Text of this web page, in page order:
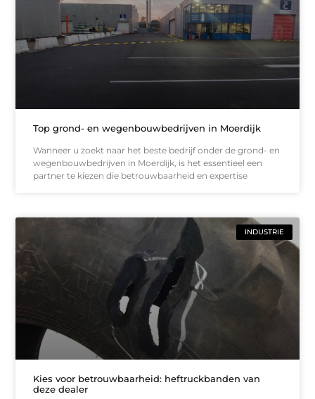
Top grond- en wegenbouwbedrijven in Moerdijk
Wanneer u zoekt naar het beste bedrijf onder de grond- en
wegenbouwbedrijven in Moerdijk, is het essentieel een
partner te kiezen die betrouwbaarheid en expertise
INDUSTRIE
Kies voor betrouwbaarheid: heftruckbanden van
deze dealer